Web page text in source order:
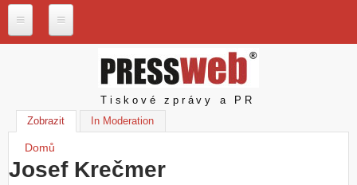
P
w
b
c
Pressweb
Tiskové zprávy a PR
Zobrazit (aktivní záložka)
In Moderation
Jste zde
Domů
Josef Krečmer